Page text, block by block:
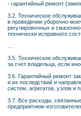
- гарантийный ремонт
3.2. Техническое
в проведении уборочно-
регулировочных и
технически исправного
3.5. Техническое
за счет владельца, если
3.6. Гарантийный ремонт
и их последствий и
систем, агрегатов, узлов и
3.7. Все расходы,
предприятием-